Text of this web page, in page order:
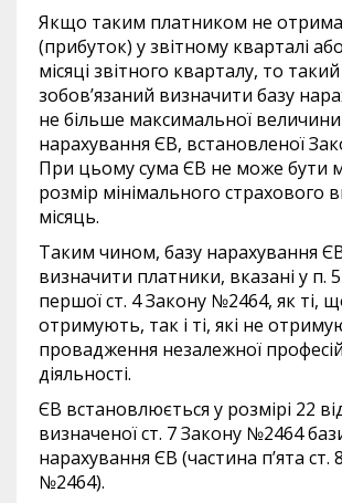
Якщо таким платником не
(прибуток) у звітному кварталі
місяці звітного кварталу, то
зобов’язаний визначити базу
не більше максимальної
нарахування ЄВ, встановленої
При цьому сума ЄВ не може бути
розмір мінімального страхового
місяць.
Таким чином, базу нарахування ЄВ
визначити платники, вказані у п.
першої ст. 4 Закону №2464, як ті,
отримують, так і ті, які не
провадження незалежної
діяльності.
ЄВ встановлюється у розмірі 22
визначеної ст. 7 Закону №2464
нарахування ЄВ (частина п’ята ст.
№2464).